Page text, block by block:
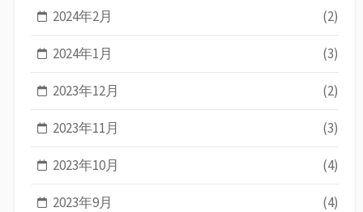
2024年2月 (2)
2024年1月 (3)
2023年12月 (2)
2023年11月 (3)
2023年10月 (4)
2023年9月 (4)